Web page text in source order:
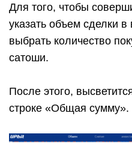
Для того, чтобы
указать объем сделки
выбрать количество
сатоши.
После этого,
строке «Общая сумму».